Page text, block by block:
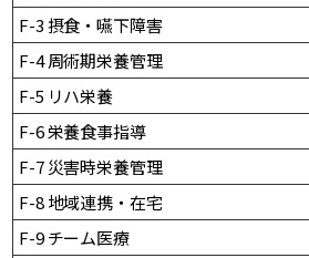
F-3 摂食・嚥下障害
F-4 周術期栄養管理
F-5 リハ栄養
F-6 栄養食事指導
F-7 災害時栄養管理
F-8 地域連携・在宅
F-9 チーム医療